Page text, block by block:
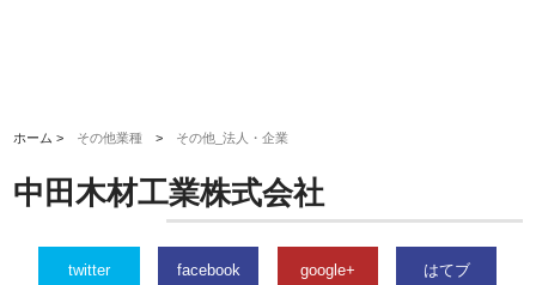
ホーム > その他業種 > その他_法人・企業
中田木材工業株式会社
twitter facebook google+ はてブ